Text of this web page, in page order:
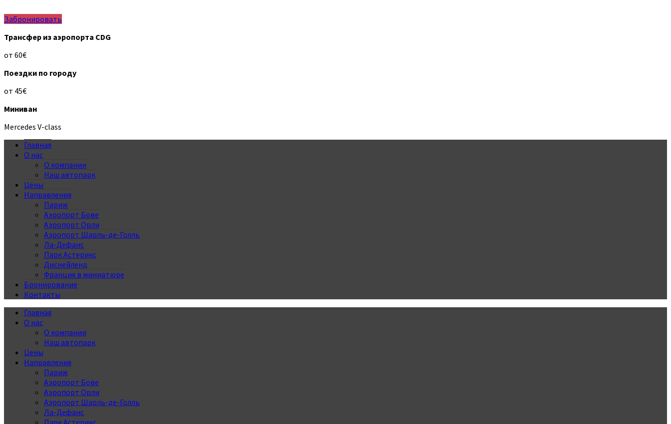
Забронировать
Трансфер из аэропорта CDG
от 60€
Поездки по городу
от 45€
Миниван
Mercedes V-class
Главная
О нас
О компании
Наш автопарк
Цены
Направления
Париж
Аэропорт Бове
Аэропорт Орли
Аэропорт Шарль-де-Голль
Ла-Дефанс
Парк Астерикс
Диснейленд
Франция в миниатюре
Бронирование
Контакты
Главная
О нас
О компании
Наш автопарк
Цены
Направления
Париж
Аэропорт Бове
Аэропорт Орли
Аэропорт Шарль-де-Голль
Ла-Дефанс
Парк Астерикс